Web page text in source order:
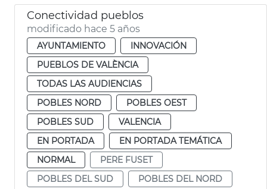
Conectividad pueblos
modificado hace 5 años
AYUNTAMIENTO
INNOVACIÓN
PUEBLOS DE VALÈNCIA
TODAS LAS AUDIENCIAS
POBLES NORD
POBLES OEST
POBLES SUD
VALENCIA
EN PORTADA
EN PORTADA TEMÁTICA
NORMAL
PERE FUSET
POBLES DEL SUD
POBLES DEL NORD